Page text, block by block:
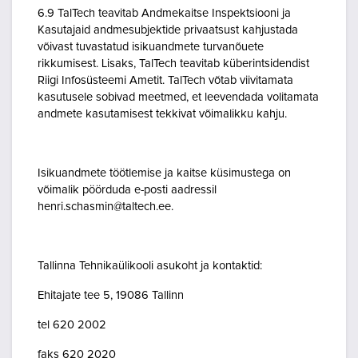
6.9 TalTech teavitab Andmekaitse Inspektsiooni ja
Kasutajaid andmesubjektide privaatsust kahjustada
võivast tuvastatud isikuandmete turvanõuete
rikkumisest. Lisaks, TalTech teavitab küberintsidendist
Riigi Infosüsteemi Ametit. TalTech võtab viivitamata
kasutusele sobivad meetmed, et leevendada volitamata
andmete kasutamisest tekkivat võimalikku kahju.
Isikuandmete töötlemise ja kaitse küsimustega on
võimalik pöörduda e-posti aadressil
henri.schasmin@taltech.ee.
Tallinna Tehnikaülikooli asukoht ja kontaktid:
Ehitajate tee 5, 19086 Tallinn
tel 620 2002
faks 620 2020